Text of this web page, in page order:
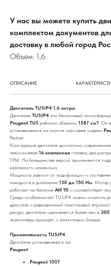
У нас вы можете купить
комплектом документов
доставку в любой город
Объем: 1,6
ОПИСАНИЕ
Двигатель TU5JP4 1.6 литра
Двигатель TU5JP4 это бензиновый
Peugeot TU5 рабочим объемом 1587 см? . Он
устанавливался на многие массовые модели
Partner.
Конструкция двигателя достаточно
алюминиевая 16 клапанная головка, два
ГРМ. На большинстве версий применяются
клапанного механизма.
Мощность зависит от модификации и
находится в диапазоне 130 до 150 Нм . Мотор
работает на бензине АИ 95 и соответствует
Среди особенностей TU5JP4 можно отметить
дроссель и равнодлинный пластиковый
ресурс двигателя оценивается более чем в 300
экземпляры проходят и значительно больше.
Применяемость TU5JP4
Двигатель устанавливался на:
Peugeot
Peugeot 1007